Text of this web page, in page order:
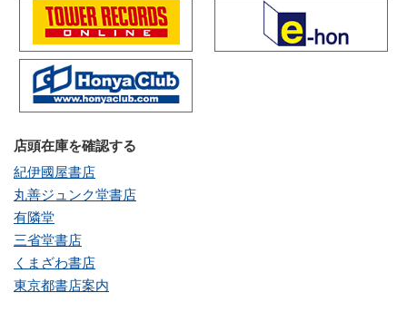
店頭在庫を確認する
紀伊國屋書店
丸善ジュンク堂書店
有隣堂
三省堂書店
くまざわ書店
東京都書店案内